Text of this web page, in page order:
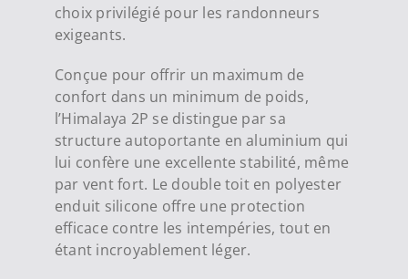
choix privilégié pour les randonneurs
exigeants.
Conçue pour offrir un maximum de
confort dans un minimum de poids,
l’Himalaya 2P se distingue par sa
structure autoportante en aluminium qui
lui confère une excellente stabilité, même
par vent fort. Le double toit en polyester
enduit silicone offre une protection
efficace contre les intempéries, tout en
étant incroyablement léger.